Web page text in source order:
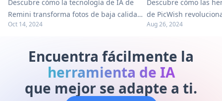
2024
Descubre cómo la tecnología de IA de
Remini transforma fotos de baja calidad
en impresionantes imágenes HD. Explora
en nuestra guía completa.
Oct 14, 2024
por IA
Descubre cómo las
de PicWish
fotos. Explora
¡Mejora tus
Aug 26, 2024
Encuentra fácilmente la
herramienta de IA
que mejor se adapte a ti.